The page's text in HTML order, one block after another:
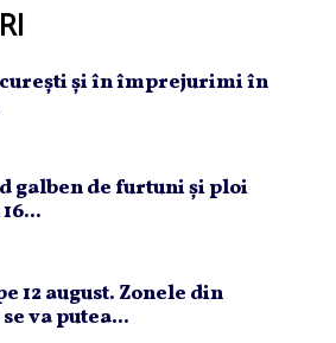
şi în împrejurimi în
galben de furtuni şi ploi
12 august. Zonele din
va putea...